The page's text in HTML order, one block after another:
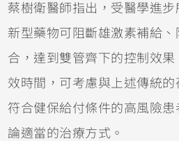
蔡樹衛醫師指出，受醫學進
新型藥物可阻斷雄激素補給
合，達到雙管齊下的控制效
效時間，可考慮與上述傳統的
符合健保給付條件的高風險
論適當的治療方式。